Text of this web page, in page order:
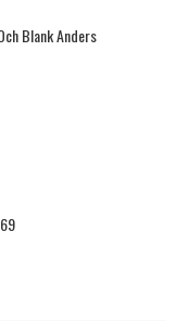
Blank Anders